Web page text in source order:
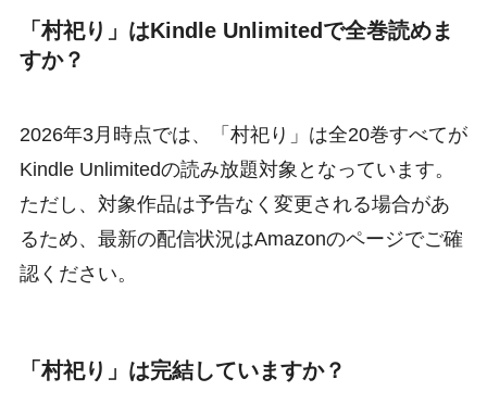
「村祀り」はKindle Unlimitedで全巻読めま
すか？
2026年3月時点では、「村祀り」は全20巻すべてが
Kindle Unlimitedの読み放題対象となっています。
ただし、対象作品は予告なく変更される場合があ
るため、最新の配信状況はAmazonのページでご確
認ください。
「村祀り」は完結していますか？